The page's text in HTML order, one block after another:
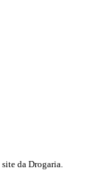
da Drogaria.